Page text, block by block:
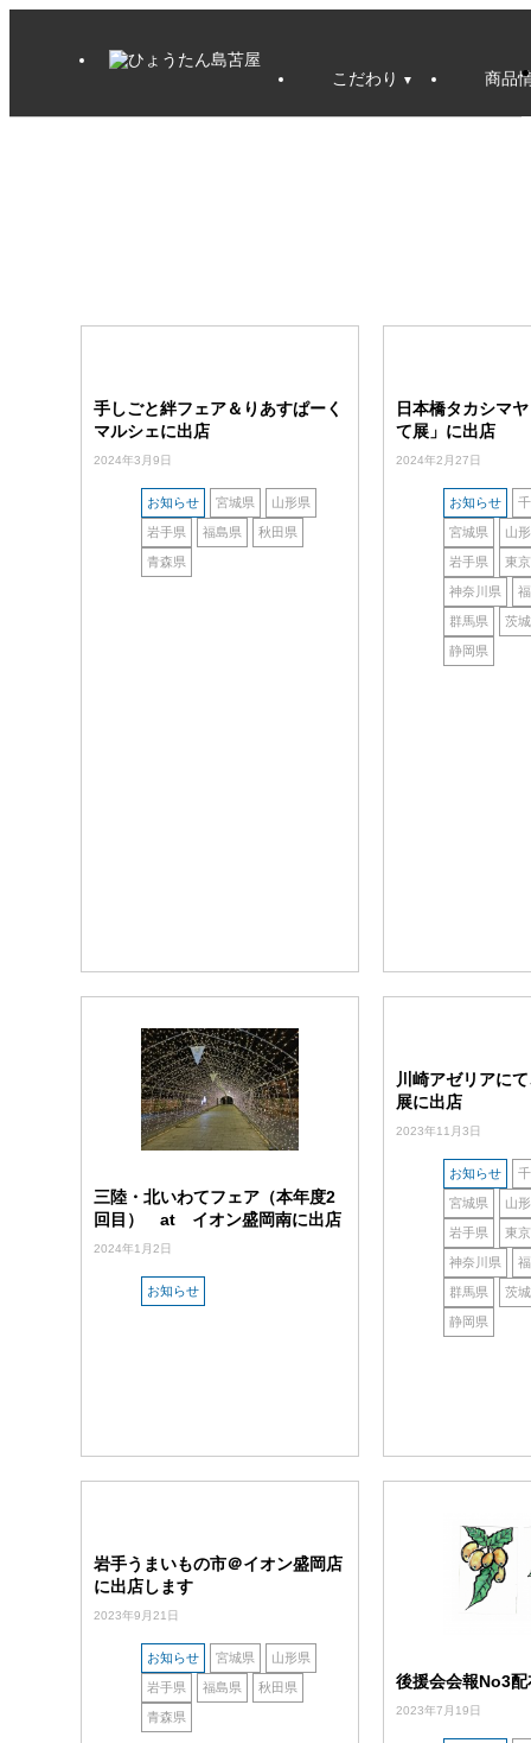
こだわり 商品
手しごと絆フェア＆りあすぱーく
マルシェに出店
2024年3月9日
お知らせ 宮城県 山形県
岩手県 福島県 秋田県
青森県
日本橋タカシマ
て展」に出店
2024年2月27日
お知らせ
宮城県 山
岩手県 東
神奈川県
群馬県 茨
静岡県
三陸・北いわてフェア（本年度2
回目） at イオン盛岡南に出店
2024年1月2日
お知らせ
川崎アゼリアに
展に出店
2023年11月3日
お知らせ
宮城県 山
岩手県 東
神奈川県
群馬県 茨
静岡県
岩手うまいもの市＠イオン盛岡店
に出店します
2023年9月21日
お知らせ 宮城県 山形県
岩手県 福島県 秋田県
青森県
後援会会報No3配
2023年7月19日